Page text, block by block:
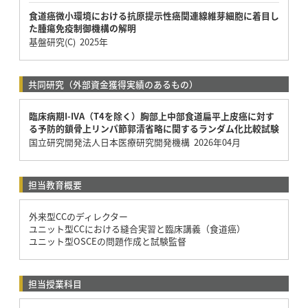
食道癌微小環境における抗原提示性癌関連線維芽細胞に着目し
た腫瘍免疫制御機構の解明
基盤研究(C) 2025年
共同研究（外部資金獲得実績のあるもの）
臨床病期I-IVA（T4を除く）胸部上中部食道扁平上皮癌に対す
る予防的鎖骨上リンパ節郭清省略に関するランダム化比較試験
国立研究開発法人日本医療研究開発機構 2026年04月
担当教育概要
外来型CCのディレクター
ユニット型CCにおける縫合実習と臨床講義（食道癌）
ユニット型OSCEの問題作成と試験監督
担当授業科目